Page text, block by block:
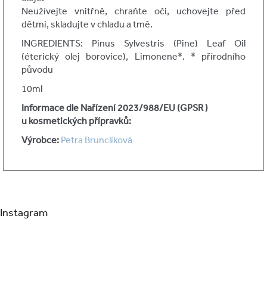
Neužívejte vnitřně, chraňte oči, uchovejte před
dětmi, skladujte v chladu a tmě.
INGREDIENTS: Pinus Sylvestris (Pine) Leaf Oil
(éterický olej borovice), Limonene*. * přírodního
původu
10ml
Informace dle Nařízení 2023/988/EU (GPSR )
u kosmetických přípravků:
Výrobce: Petra Brunclíková
Instagram